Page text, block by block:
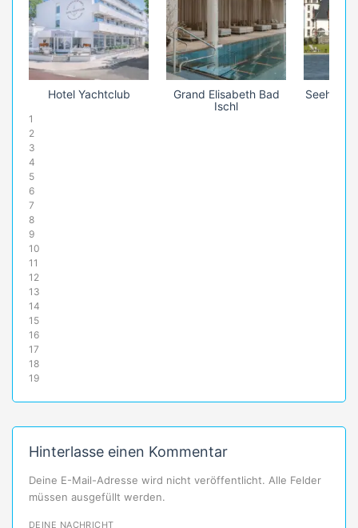
Hotel Yachtclub
Grand Elisabeth Bad
Ischl
Seehotel
1
2
3
4
5
6
7
8
9
10
11
12
13
14
15
16
17
18
19
Hinterlasse einen Kommentar
Deine E-Mail-Adresse wird nicht veröffentlicht. Alle Felder
müssen ausgefüllt werden.
DEINE NACHRICHT